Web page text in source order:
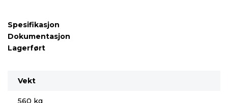
Spesifikasjon
Dokumentasjon
Lagerført
Vekt
560 kg